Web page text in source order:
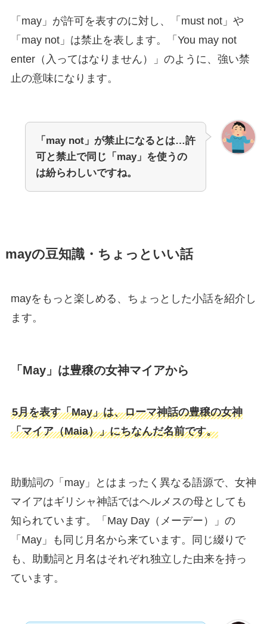
「may」が許可を表すのに対し、「must not」や
「may not」は禁止を表します。「You may not
enter（入ってはなりません）」のように、強い禁
止の意味になります。
「may not」が禁止になるとは…許
可と禁止で同じ「may」を使うの
は紛らわしいですね。
mayの豆知識・ちょっといい話
mayをもっと楽しめる、ちょっとした小話を紹介し
ます。
「May」は豊穣の女神マイアから
5月を表す「May」は、ローマ神話の豊穣の女神
「マイア（Maia）」にちなんだ名前です。
助動詞の「may」とはまったく異なる語源で、女神
マイアはギリシャ神話ではヘルメスの母としても
知られています。「May Day（メーデー）」の
「May」も同じ月名から来ています。同じ綴りで
も、助動詞と月名はそれぞれ独立した由来を持っ
ています。